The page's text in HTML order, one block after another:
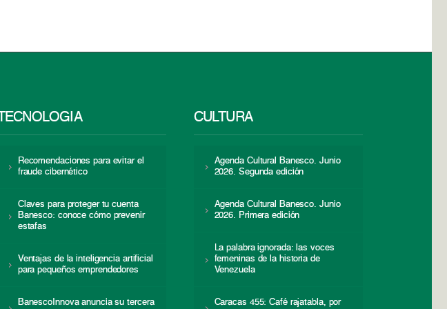
TECNOLOGÍA
Recomendaciones para evitar el
fraude cibernético
Claves para proteger tu cuenta
Banesco: conoce cómo prevenir
estafas
Ventajas de la inteligencia artificial
para pequeños emprendedores
BanescoInnova anuncia su tercera
CULTURA
Agenda Cultural Banesco. Junio
2026. Segunda edición
Agenda Cultural Banesco. Junio
2026. Primera edición
La palabra ignorada: las voces
femeninas de la historia de
Venezuela
Caracas 455: Café rajatabla, por